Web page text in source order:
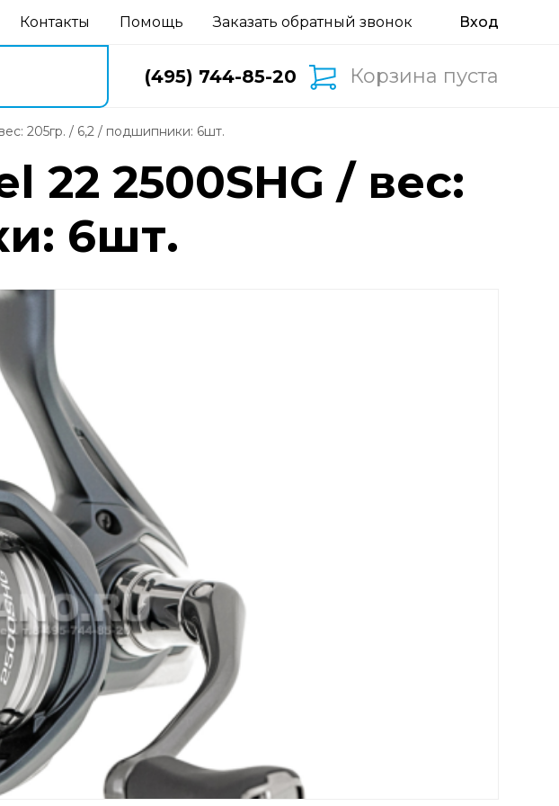
Контакты Помощь Заказать обратный звонок
(495) 744-85-20 Корзина пуста
205гр. / 6,2 / подшипники: 6шт.
22 2500SHG / вес:
6шт.